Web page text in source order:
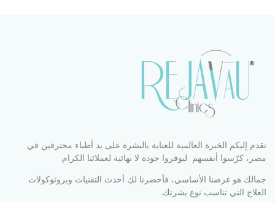
تقدم إليكم الخبرة العالمية للعناية بالبشرة على يد أطباء محترفين في
مصر، كرّسوا أنفسهم ليوفروا جودة لا نهائية لعملائنا الكرام.
جمالك هو غرضنا الأساسي، فأحضرنا لكِ أحدث التقنيات وبروتوكولات
العلاج التي تناسب نوع بشرتك.